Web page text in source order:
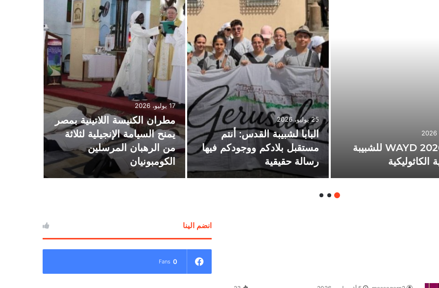
لقاء WAYD 2026 للشبيبة
الكاثوليكية
25 يوليو، 2026
البابا لشبيبة القدس: أنتم
مستقبل بلادكم ووجودكم فيها
رسالة حقيقية
17 يوليو، 2026
مطران الكنيسة اللاتينية بمصر
يمنح السيامة الإنجيلية لثلاثة
من الرهبان المرسلين
الكومبونيان
انضم الينا
0
Fans